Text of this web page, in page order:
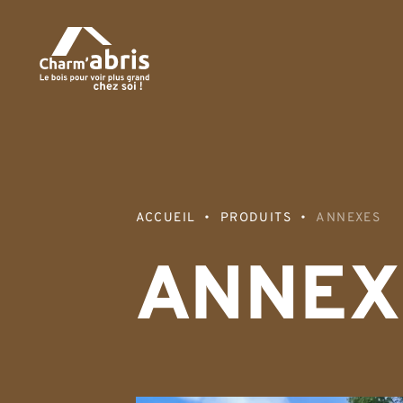
ACCUEIL PRODUITS ANNEXES